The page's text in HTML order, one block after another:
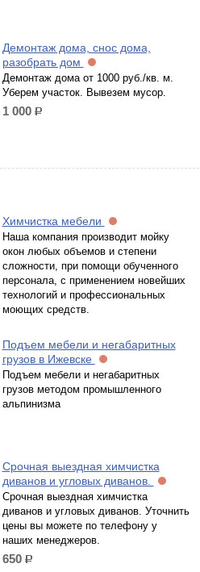
Демонтаж дома, снос дома,
разобрать дом
Демонтаж дома от 1000 руб./кв. м.
Уберем участок. Вывезем мусор.
1 000 р.
Химчистка мебели
Наша компания производит мойку
окон любых объемов и степени
сложности, при помощи обученного
персонала, с применением новейших
технологий и профессиональных
моющих средств.
Подъем мебели и негабаритных
грузов в Ижевске
Подъем мебели и негабаритных
грузов методом промышленного
альпинизма
Cрочная выездная химчистка
диванов и угловых диванов.
Cрочная выездная химчистка
диванов и угловых диванов. Уточнить
цены вы можете по телефону у
наших менеджеров.
650 р.